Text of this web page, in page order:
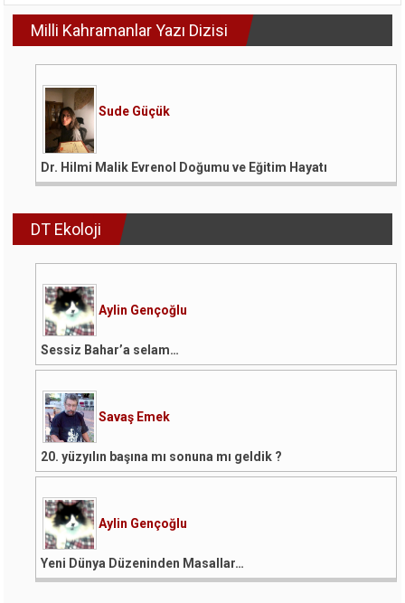
Milli Kahramanlar Yazı Dizisi
Sude Güçük
Dr. Hilmi Malik Evrenol Doğumu ve Eğitim Hayatı
DT Ekoloji
Aylin Gençoğlu
Sessiz Bahar’a selam…
Savaş Emek
20. yüzyılın başına mı sonuna mı geldik ?
Aylin Gençoğlu
Yeni Dünya Düzeninden Masallar…